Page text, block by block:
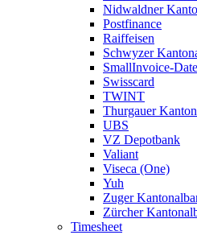
Nidwaldner
Postfinance
Raiffeisen
Schwyzer
SmallInvoice-
Swisscard
TWINT
Thurgauer
UBS
VZ Depotbank
Valiant
Viseca (One)
Yuh
Zuger
Zürcher
Timesheet